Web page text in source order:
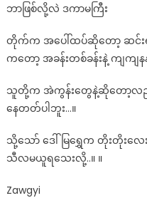
ဘာဖြစ်လို့လဲ ဒကာမကြီး
တိုက်က အပေါ်ထပ်ဆိုတော့ ဆင်း
ကတော့ အခန်းတစ်ခန်းနဲ့ ကျကျန
သူတို့က အဲကွန်းတွေနဲ့ဆိုတော့လ
နေတတ်ပါဘူး…။
သို့သော် ဒေါ်မြရွှေက တိုးတိုးလေ
သီလမယူရသေးလို့..။ ။
Zawgyi